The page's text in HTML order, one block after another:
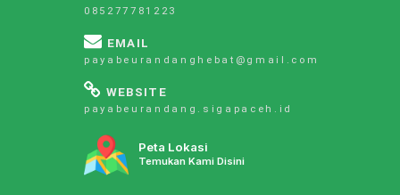
085277781223
EMAIL
payabeurandanghebat@gmail.com
WEBSITE
payabeurandang.sigapaceh.id
Peta Lokasi
Temukan Kami Disini